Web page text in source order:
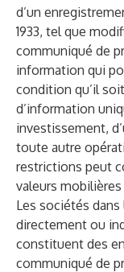
d’un
1933, tel que
communiqué de
information qui
condition qu’il
d’information
investissement,
toute autre
restrictions peut
valeurs
Les sociétés
directement ou
constituent des
communiqué de